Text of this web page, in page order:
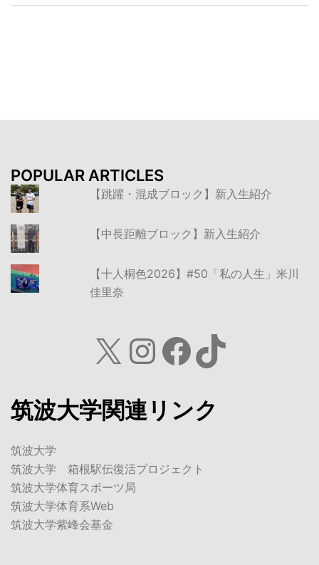
ン
POPULAR ARTICLES
【跳躍・混成ブロック】新入生紹介
【中長距離ブロック】新入生紹介
【十人桐色2026】#50「私の人生」米川
佳里奈
X Instagram
Facebook
TikTok
筑波大学関連リンク
筑波大学
筑波大学 箱根駅伝復活プロジェクト
筑波大学体育スポーツ局
筑波大学体育系Web
筑波大学紫峰会基金